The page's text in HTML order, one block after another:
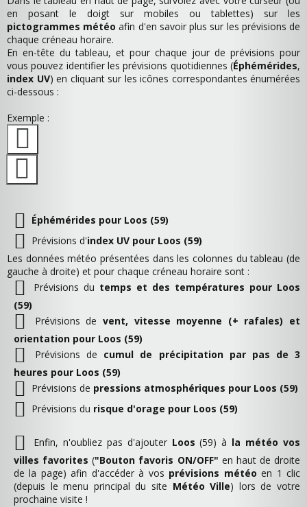
en posant le doigt sur mobiles ou tablettes) sur les
pictogrammes météo afin d'en savoir plus sur les prévisions de
chaque créneau horaire.
En en-tête du tableau, et pour chaque jour de prévisions pour
vous pouvez identifier les prévisions quotidiennes (Éphémérides,
index UV) en cliquant sur les icônes correspondantes énumérées
ci-dessous :
Exemple :
Éphémérides pour Loos (59)
Prévisions d'index UV pour Loos (59)
Les données météo présentées dans les colonnes du tableau (de
gauche à droite) et pour chaque créneau horaire sont :
Prévisions du temps et des températures pour Loos
(59)
Prévisions de vent, vitesse moyenne (+ rafales) et
orientation pour Loos (59)
Prévisions de cumul de précipitation par pas de 3
heures pour Loos (59)
Prévisions de pressions atmosphériques pour Loos (59)
Prévisions du risque d'orage pour Loos (59)
Enfin, n'oubliez pas d'ajouter Loos (59) à la météo vos
villes favorites ("Bouton favoris ON/OFF" en haut de droite
de la page) afin d'accéder à vos prévisions météo en 1 clic
(depuis le menu principal du site Météo Ville) lors de votre
prochaine visite !